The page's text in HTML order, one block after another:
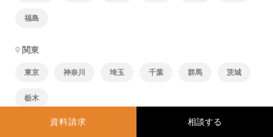
資料請求
福島
関東
東京 神奈川 埼玉 千葉 群馬 茨城
栃木
北陸・甲信越